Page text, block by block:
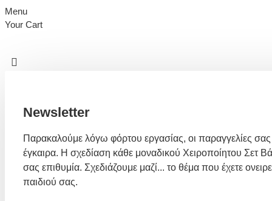
Menu
Your Cart
Newsletter
Παρακαλούμε λόγω φόρτου εργασίας, οι παραγγελίες σας
έγκαιρα. Η σχεδίαση κάθε μοναδικού Χειροποίητου Σετ
σας επιθυμία. Σχεδιάζουμε μαζί... το θέμα που έχετε
παιδιού σας.